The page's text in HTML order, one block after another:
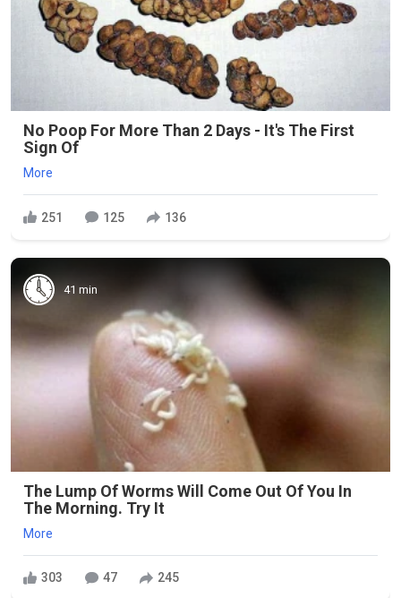
No Poop For More Than 2 Days - It's The First
Sign Of
More
251 125 136
41 min
The Lump Of Worms Will Come Out Of You In
The Morning. Try It
More
303 47 245